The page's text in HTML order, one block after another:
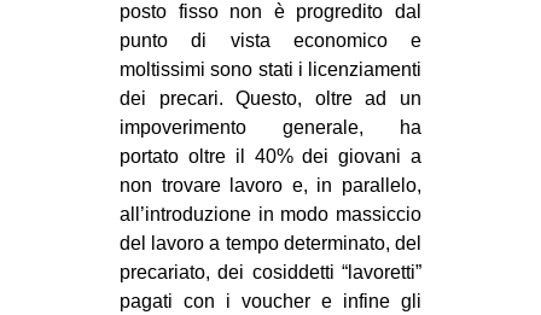
posto fisso non è progredito dal
punto di vista economico e
moltissimi sono stati i licenziamenti
dei precari. Questo, oltre ad un
impoverimento generale, ha
portato oltre il 40% dei giovani a
non trovare lavoro e, in parallelo,
all’introduzione in modo massiccio
del lavoro a tempo determinato, del
precariato, dei cosiddetti “lavoretti”
pagati con i voucher e infine gli